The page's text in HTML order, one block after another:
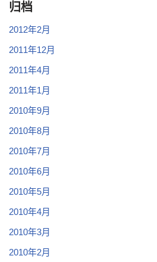
归档
2012年2月
2011年12月
2011年4月
2011年1月
2010年9月
2010年8月
2010年7月
2010年6月
2010年5月
2010年4月
2010年3月
2010年2月